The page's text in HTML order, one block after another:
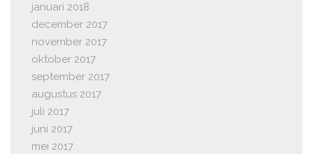
januari 2018
december 2017
november 2017
oktober 2017
september 2017
augustus 2017
juli 2017
juni 2017
mei 2017